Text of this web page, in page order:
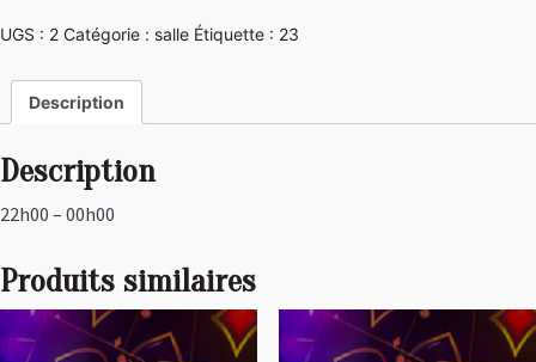
UGS : 2 Catégorie : salle Étiquette : 23
Description
Description
22h00 – 00h00
Produits similaires